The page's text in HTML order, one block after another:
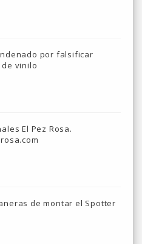
por falsificar
vinilo
El Pez Rosa.
de montar el Spotter